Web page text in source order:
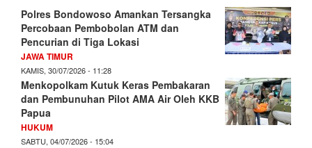
Polres Bondowoso Amankan Tersangka
Percobaan Pembobolan ATM dan
Pencurian di Tiga Lokasi
JAWA TIMUR
KAMIS, 30/07/2026 - 11:28
Menkopolkam Kutuk Keras Pembakaran
dan Pembunuhan Pilot AMA Air Oleh KKB
Papua
HUKUM
SABTU, 04/07/2026 - 15:04